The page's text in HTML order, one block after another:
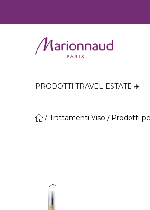
PRODOTTI TRAVEL ESTATE ✈️
Trattamenti Viso Prodotti